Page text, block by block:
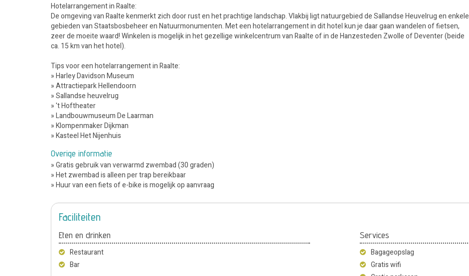
Hotelarrangement in Raalte:
De omgeving van Raalte kenmerkt zich door rust en het prachtige landschap. Vlakbij ligt natuurgebied de Sallandse Heuvelrug en enkele
gebieden van Staatsbosbeheer en Natuurmonumenten. Met een hotelarrangement in dit hotel kun je daar gaan wandelen of fietsen,
zeer de moeite waard! Winkelen is mogelijk in het gezellige winkelcentrum van Raalte of in de Hanzesteden Zwolle of Deventer (beide
ca. 15 km van het hotel).
Tips voor een hotelarrangement in Raalte:
» Harley Davidson Museum
» Attractiepark Hellendoorn
» Sallandse heuvelrug
» 't Hoftheater
» Landbouwmuseum De Laarman
» Klompenmaker Dijkman
» Kasteel Het Nijenhuis
Overige informatie
» Gratis gebruik van verwarmd zwembad (30 graden)
» Het zwembad is alleen per trap bereikbaar
» Huur van een fiets of e-bike is mogelijk op aanvraag
Faciliteiten
Eten en drinken
Restaurant
Bar
Services
Bagageopslag
Gratis wifi